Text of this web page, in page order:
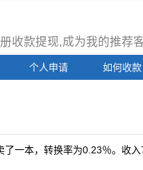
收款提现,成为我的推荐
个人申请 如何收款
一本，转换率为0.23％。收入